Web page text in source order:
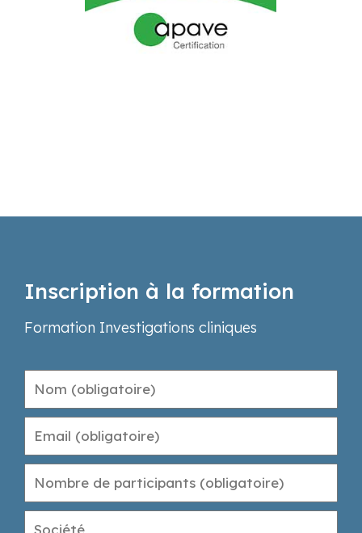
Inscription à la formation
Formation Investigations cliniques